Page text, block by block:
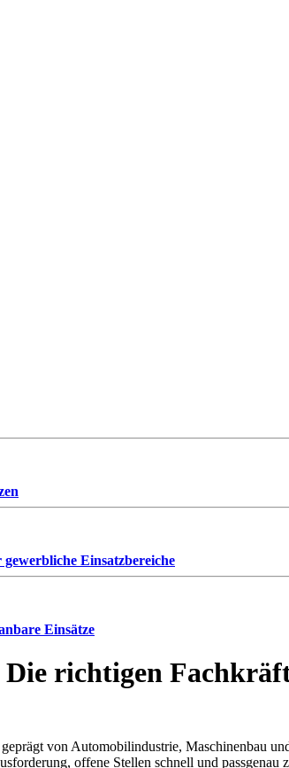
Einsatzbereiche
Einsätze
richtigen
von Automobilindustrie, Maschinenbau
offene Stellen schnell und passgenau